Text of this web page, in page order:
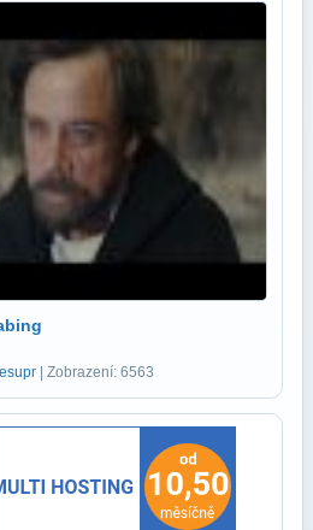
| Zobrazení: 6563